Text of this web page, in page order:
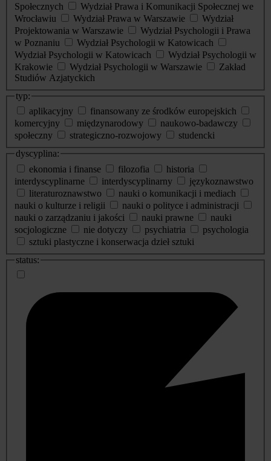
Społecznych
Wydział Prawa i Komunikacji Społecznej we
Wrocławiu
Wydział Prawa w Warszawie
Wydział
Projektowania w Warszawie
Wydział Psychologii i Prawa
w Poznaniu
Wydział Psychologii w Katowicach
Wydział Psychologii w Katowicach
Wydział Psychologii w
Krakowie
Wydział Psychologii w Warszawie
Zakład
Studiów Azjatyckich
typ:
aplikacyjny
finansowany ze środków europejskich
komercyjny
międzynarodowy
naukowo-badawczy
społeczny
strategiczno-rozwojowy
studencki
dyscyplina:
ekonomia i finanse
filozofia
historia
interdyscyplinarne
interdyscyplinarny
językoznawstwo
literaturoznawstwo
nauki o komunikacji i mediach
nauki o kulturze i religii
nauki o polityce i administracji
nauki o zarządzaniu i jakości
nauki prawne
nauki
socjologiczne
nie dotyczy psychiatria
psychologia
sztuki plastyczne i konserwacja dzieł sztuki
status: